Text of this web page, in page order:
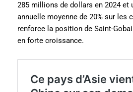
285 millions de dollars en 2024 et
annuelle moyenne de 20% sur les
renforce la position de Saint-
en forte croissance.